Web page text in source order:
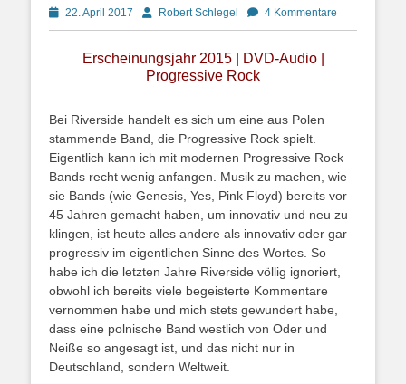
Posted
on
22. April 2017 AutorRobert Schlegel 4 Kommentare
Erscheinungsjahr 2015 | DVD-Audio |
Progressive Rock
Bei Riverside handelt es sich um eine aus Polen
stammende Band, die Progressive Rock spielt.
Eigentlich kann ich mit modernen Progressive Rock
Bands recht wenig anfangen. Musik zu machen, wie
sie Bands (wie Genesis, Yes, Pink Floyd) bereits vor
45 Jahren gemacht haben, um innovativ und neu zu
klingen, ist heute alles andere als innovativ oder gar
progressiv im eigentlichen Sinne des Wortes. So
habe ich die letzten Jahre Riverside völlig ignoriert,
obwohl ich bereits viele begeisterte Kommentare
vernommen habe und mich stets gewundert habe,
dass eine polnische Band westlich von Oder und
Neiße so angesagt ist, und das nicht nur in
Deutschland, sondern Weltweit.